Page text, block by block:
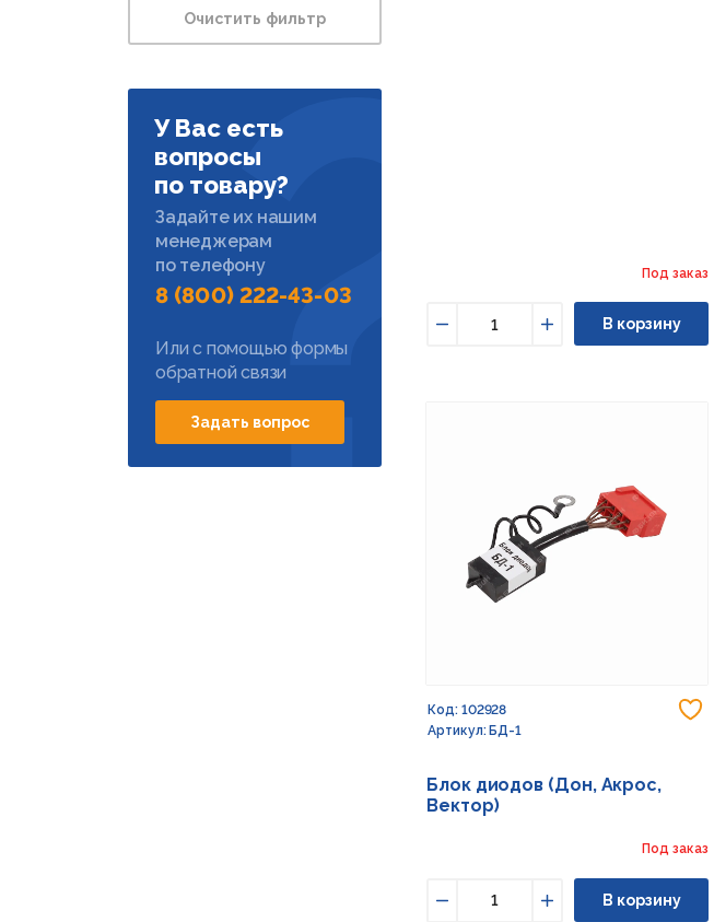
Очистить фильтр
У Вас есть
вопросы
по товару?
Задайте их нашим
менеджерам
по телефону
8 (800) 222-43-03
Или с помощью формы
обратной связи
Задать вопрос
Под заказ
Увеличить
В корзину
Код: 102928
Артикул: БД-1
Блок диодов (Дон, Акрос,
Вектор)
Под заказ
Увеличить
В корзину